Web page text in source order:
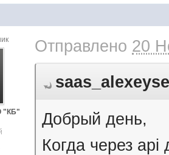
"КБ"
Отправлено 20
Добрый день,
Когда через api